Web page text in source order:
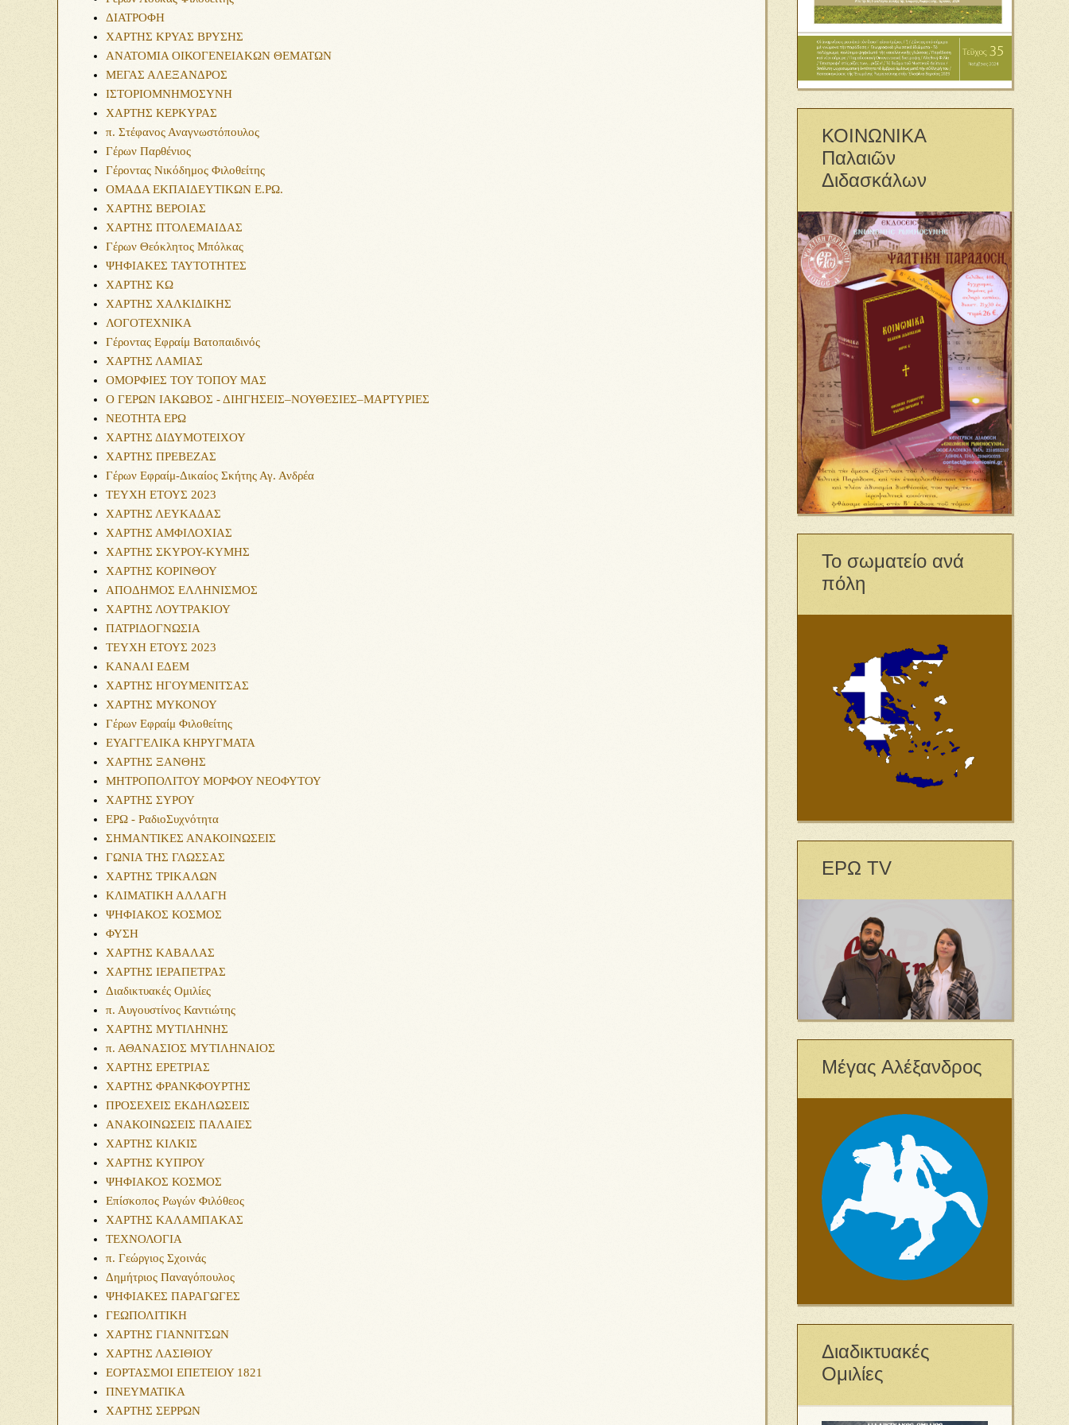
ΔΙΑΤΡΟΦΗ
ΧΑΡΤΗΣ ΚΡΥΑΣ ΒΡΥΣΗΣ
ΑΝΑΤΟΜΙΑ ΟΙΚΟΓΕΝΕΙΑΚΩΝ ΘΕΜΑΤΩΝ
ΜΕΓΑΣ ΑΛΕΞΑΝΔΡΟΣ
ΙΣΤΟΡΙΟΜΝΗΜΟΣΥΝΗ
ΧΑΡΤΗΣ ΚΕΡΚΥΡΑΣ
π. Στέφανος Αναγνωστόπουλος
Γέρων Παρθένιος
Γέροντας Νικόδημος Φιλοθείτης
ΟΜΑΔΑ ΕΚΠΑΙΔΕΥΤΙΚΩΝ Ε.ΡΩ.
ΧΑΡΤΗΣ ΒΕΡΟΙΑΣ
ΧΑΡΤΗΣ ΠΤΟΛΕΜΑΙΔΑΣ
Γέρων Θεόκλητος Μπόλκας
ΨΗΦΙΑΚΕΣ ΤΑΥΤΟΤΗΤΕΣ
ΧΑΡΤΗΣ ΚΩ
ΧΑΡΤΗΣ ΧΑΛΚΙΔΙΚΗΣ
ΛΟΓΟΤΕΧΝΙΚΑ
Γέροντας Εφραίμ Βατοπαιδινός
ΧΑΡΤΗΣ ΛΑΜΙΑΣ
ΟΜΟΡΦΙΕΣ ΤΟΥ ΤΟΠΟΥ ΜΑΣ
Ο ΓΕΡΩΝ ΙΑΚΩΒΟΣ - ΔΙΗΓΗΣΕΙΣ–ΝΟΥΘΕΣΙΕΣ–ΜΑΡΤΥΡΙΕΣ
ΝΕΟΤΗΤΑ ΕΡΩ
ΧΑΡΤΗΣ ΔΙΔΥΜΟΤΕΙΧΟΥ
ΧΑΡΤΗΣ ΠΡΕΒΕΖΑΣ
Γέρων Εφραίμ-Δικαίος Σκήτης Αγ. Ανδρέα
ΤΕΥΧΗ ΕΤΟΥΣ 2023
ΧΑΡΤΗΣ ΛΕΥΚΑΔΑΣ
ΧΑΡΤΗΣ ΑΜΦΙΛΟΧΙΑΣ
ΧΑΡΤΗΣ ΣΚΥΡΟΥ-ΚΥΜΗΣ
ΧΑΡΤΗΣ ΚΟΡΙΝΘΟΥ
ΑΠΟΔΗΜΟΣ ΕΛΛΗΝΙΣΜΟΣ
ΧΑΡΤΗΣ ΛΟΥΤΡΑΚΙΟΥ
ΠΑΤΡΙΔΟΓΝΩΣΙΑ
ΤΕΥΧΗ ΕΤΟΥΣ 2023
ΚΑΝΑΛΙ ΕΔΕΜ
ΧΑΡΤΗΣ ΗΓΟΥΜΕΝΙΤΣΑΣ
ΧΑΡΤΗΣ ΜΥΚΟΝΟΥ
Γέρων Εφραίμ Φιλοθείτης
ΕΥΑΓΓΕΛΙΚΑ ΚΗΡΥΓΜΑΤΑ
ΧΑΡΤΗΣ ΞΑΝΘΗΣ
ΜΗΤΡΟΠΟΛΙΤΟΥ ΜΟΡΦΟΥ ΝΕΟΦΥΤΟΥ
ΧΑΡΤΗΣ ΣΥΡΟΥ
ΕΡΩ - ΡαδιοΣυχνότητα
ΣΗΜΑΝΤΙΚΕΣ ΑΝΑΚΟΙΝΩΣΕΙΣ
ΓΩΝΙΑ ΤΗΣ ΓΛΩΣΣΑΣ
ΧΑΡΤΗΣ ΤΡΙΚΑΛΩΝ
ΚΛΙΜΑΤΙΚΗ ΑΛΛΑΓΗ
ΨΗΦΙΑΚΟΣ ΚΟΣΜΟΣ
ΦΥΣΗ
ΧΑΡΤΗΣ ΚΑΒΑΛΑΣ
ΧΑΡΤΗΣ ΙΕΡΑΠΕΤΡΑΣ
Διαδικτυακές Ομιλίες
π. Αυγουστίνος Καντιώτης
ΧΑΡΤΗΣ ΜΥΤΙΛΗΝΗΣ
π. ΑΘΑΝΑΣΙΟΣ ΜΥΤΙΛΗΝΑΙΟΣ
ΧΑΡΤΗΣ ΕΡΕΤΡΙΑΣ
ΧΑΡΤΗΣ ΦΡΑΝΚΦΟΥΡΤΗΣ
ΠΡΟΣΕΧΕΙΣ ΕΚΔΗΛΩΣΕΙΣ
ΑΝΑΚΟΙΝΩΣΕΙΣ ΠΑΛΑΙΕΣ
ΧΑΡΤΗΣ ΚΙΛΚΙΣ
ΧΑΡΤΗΣ ΚΥΠΡΟΥ
ΨΗΦΙΑΚΟΣ ΚΟΣΜΟΣ
Επίσκοπος Ρωγών Φιλόθεος
ΧΑΡΤΗΣ ΚΑΛΑΜΠΑΚΑΣ
ΤΕΧΝΟΛΟΓΙΑ
π. Γεώργιος Σχοινάς
Δημήτριος Παναγόπουλος
ΨΗΦΙΑΚΕΣ ΠΑΡΑΓΩΓΕΣ
ΓΕΩΠΟΛΙΤΙΚΗ
ΧΑΡΤΗΣ ΓΙΑΝΝΙΤΣΩΝ
ΧΑΡΤΗΣ ΛΑΣΙΘΙΟΥ
ΕΟΡΤΑΣΜΟΙ ΕΠΕΤΕΙΟΥ 1821
ΠΝΕΥΜΑΤΙΚΑ
ΧΑΡΤΗΣ ΣΕΡΡΩΝ
ΚΟΙΝΩΝΙΚΑ
Παλαιῶν
Διδασκάλων
Το σωματείο ανά
πόλη
ΕΡΩ TV
Μέγας Αλέξανδρος
Διαδικτυακές
Ομιλίες